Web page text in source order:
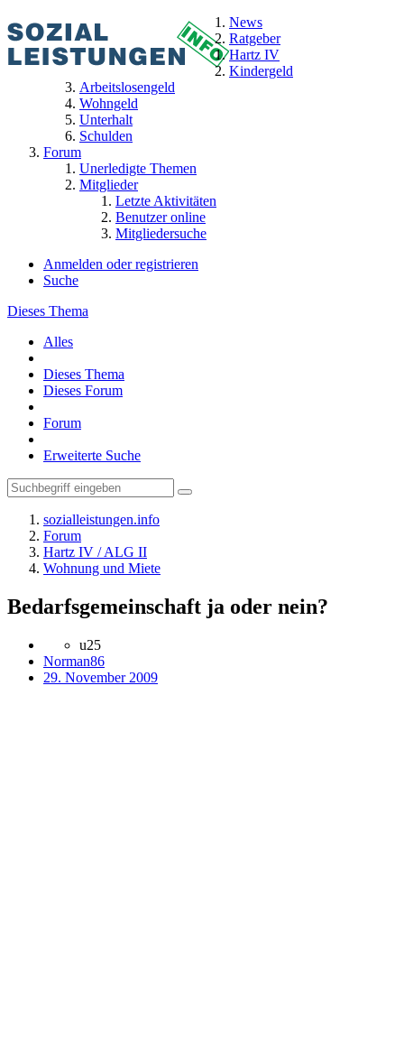
News
Ratgeber
Hartz IV
Kindergeld
Arbeitslosengeld
Wohngeld
Unterhalt
Schulden
Forum
Unerledigte Themen
Mitglieder
Letzte Aktivitäten
Benutzer online
Mitgliedersuche
Anmelden oder registrieren
Suche
Dieses Thema
Alles
Dieses Thema
Dieses Forum
Forum
Erweiterte Suche
sozialleistungen.info
Forum
Hartz IV / ALG II
Wohnung und Miete
Bedarfsgemeinschaft ja oder nein?
u25
Norman86
29. November 2009